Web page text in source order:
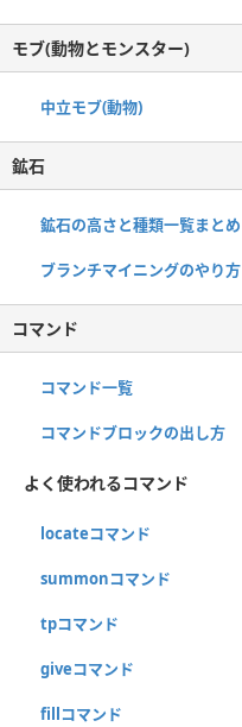
モブ(動物とモンスター)
中立モブ(動物)
鉱石
鉱石の高さと種類一覧まとめ
ブランチマイニングのやり方
コマンド
コマンド一覧
コマンドブロックの出し方
よく使われるコマンド
locateコマンド
summonコマンド
tpコマンド
giveコマンド
fillコマンド